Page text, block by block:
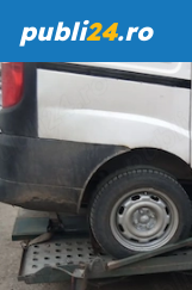
publi24.ro